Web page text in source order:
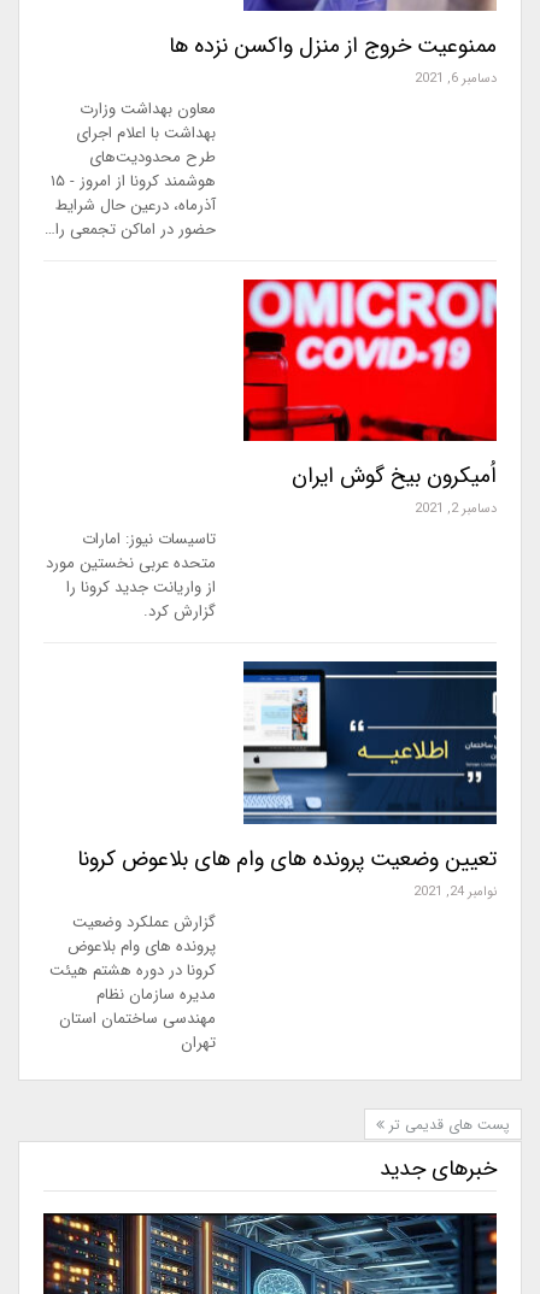
ممنوعیت خروج از منزل واکسن نزده ها
دسامبر 6, 2021
معاون بهداشت وزارت
بهداشت با اعلام اجرای
طرح محدودیت‌های
هوشمند کرونا از امروز - ۱۵
آذرماه، درعین حال شرایط
حضور در اماکن تجمعی را…
اُمیکرون بیخ گوش ایران
دسامبر 2, 2021
تاسیسات نیوز: امارات
متحده عربی نخستین مورد
از واریانت جدید کرونا را
گزارش کرد.
تعیین وضعیت پرونده های وام های بلاعوض کرونا
نوامبر 24, 2021
گزارش عملکرد وضعیت
پرونده های وام بلاعوض
کرونا در دوره هشتم هیئت
مدیره سازمان نظام
مهندسی ساختمان استان
تهران
پست های قدیمی تر
خبرهای جدید